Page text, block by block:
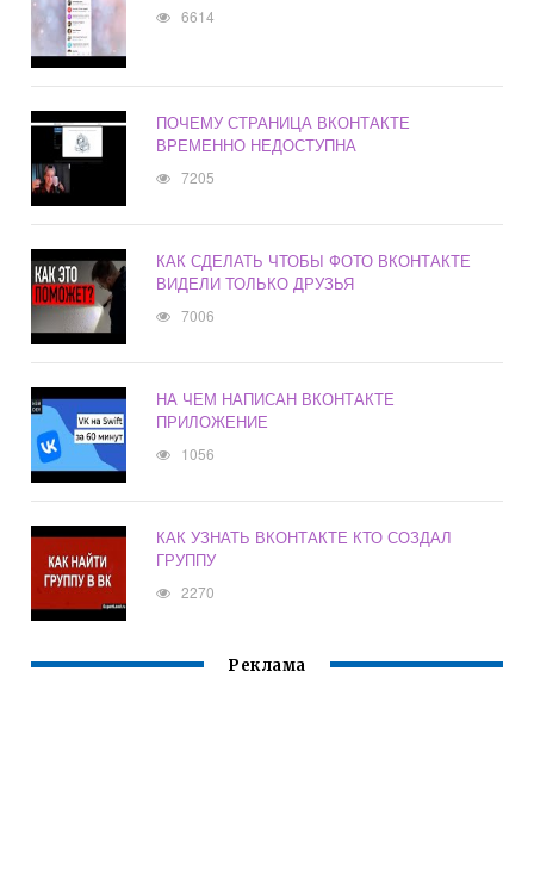
6614
ПОЧЕМУ СТРАНИЦА ВКОНТАКТЕ
ВРЕМЕННО НЕДОСТУПНА
7205
КАК СДЕЛАТЬ ЧТОБЫ ФОТО ВКОНТАКТЕ
ВИДЕЛИ ТОЛЬКО ДРУЗЬЯ
7006
НА ЧЕМ НАПИСАН ВКОНТАКТЕ
ПРИЛОЖЕНИЕ
1056
КАК УЗНАТЬ ВКОНТАКТЕ КТО СОЗДАЛ
ГРУППУ
2270
Реклама